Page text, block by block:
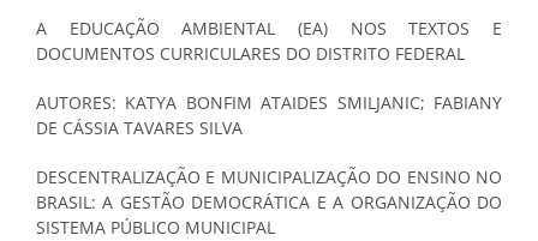
A EDUCAÇÃO AMBIENTAL (EA) NOS TEXTOS E
DOCUMENTOS CURRICULARES DO DISTRITO FEDERAL
AUTORES: KATYA BONFIM ATAIDES SMILJANIC; FABIANY
DE CÁSSIA TAVARES SILVA
DESCENTRALIZAÇÃO E MUNICIPALIZAÇÃO DO ENSINO NO
BRASIL: A GESTÃO DEMOCRÁTICA E A ORGANIZAÇÃO DO
SISTEMA PÚBLICO MUNICIPAL